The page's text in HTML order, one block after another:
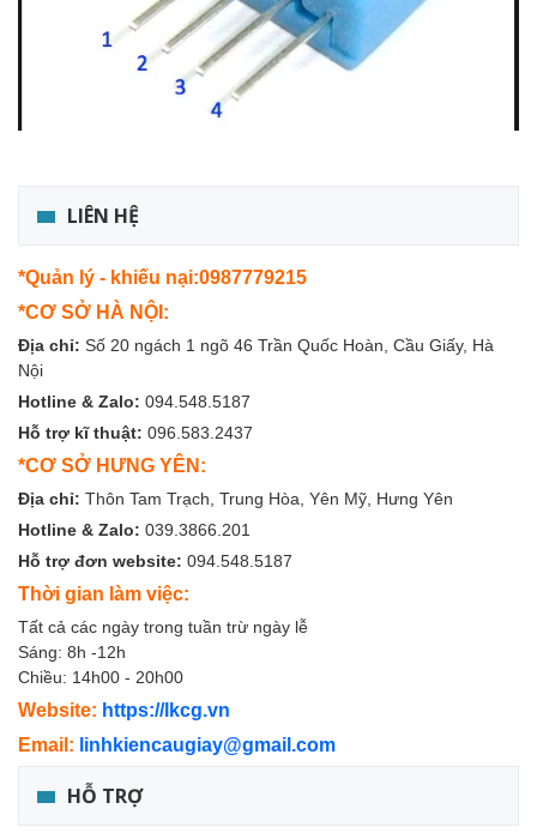
LIÊN HỆ
*Quản lý - khiếu nại:0987779215
*CƠ SỞ HÀ NỘI:
Địa chỉ: Số 20 ngách 1 ngõ 46 Trần Quốc Hoàn, Cầu Giấy, Hà
Nội
Hotline & Zalo: 094.548.5187
Hỗ trợ kĩ thuật: 096.583.2437
*CƠ SỞ HƯNG YÊN:
Địa chỉ: Thôn Tam Trạch, Trung Hòa, Yên Mỹ, Hưng Yên
Hotline & Zalo: 039.3866.201
Hỗ trợ đơn website: 094.548.5187
Thời gian làm việc:
Tất cả các ngày trong tuần trừ ngày lễ
Sáng: 8h -12h
Chiều: 14h00 - 20h00
Website: https://lkcg.vn
Email: linhkiencaugiay@gmail.com
HỖ TRỢ